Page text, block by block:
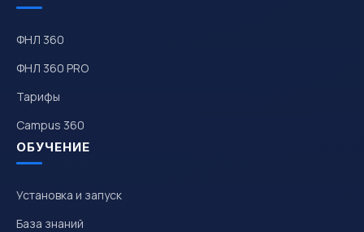
ФНЛ 360
ФНЛ 360 PRO
Тарифы
Campus 360
ОБУЧЕНИЕ
Установка и запуск
База знаний